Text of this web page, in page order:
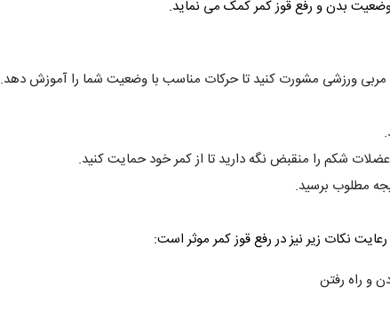
بدن و رفع قوز کمر کمک می‌ نماید.
مربی ورزشی مشورت کنید تا حرکات مناسب با وضعیت شما را آموزش دهد.
شکم را منقبض نگه دارید تا از کمر خود حمایت کنید.
مطلوب برسید.
رعایت نکات زیر نیز در رفع قوز کمر موثر است:
و راه رفتن